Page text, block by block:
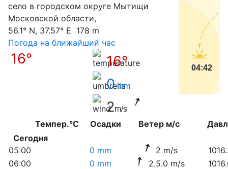
село в городском округе Мытищи
Московской области,
56.1° N, 37.57° E 178 m
Погода на ближайший час
16°
16°
0mm
2m/s
04:42
Темпер.°C Осадки Ветер м/с
Сегодня
05:00
0 mm 2 m/s
06:00
0 mm 2.5.0 m/s